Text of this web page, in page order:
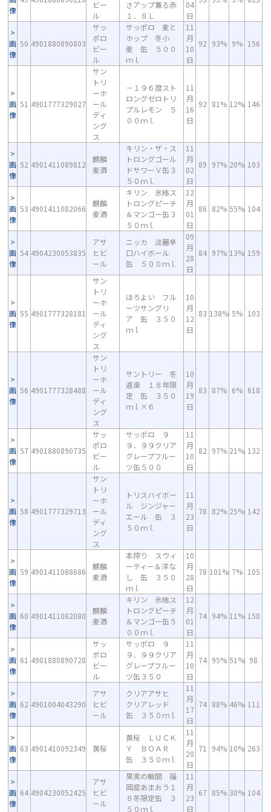
像
ビー
ル
さアップ薫る赤
１．８Ｌ
04
日
画
像
50 4901880890803
サッ
ポロ
ビー
ル
サッポロ 麦と
ホップ 冬小
麦 缶 ５００
ｍｌ
11
月
10
日
92 93% 9% 156
画
像
51 4901777329027
サン
トリ
ーホ
ール
ディ
ング
ス
－１９６度スト
ロングゼロトリ
プルレモン ５
００ｍｌ
11
月
16
日
92 81% 12% 146
画
像
52 4901411089812
麒麟
麦酒
キリン・ザ・ス
トロングゴール
ドサワーＶ缶３
５０ｍｌ
11
月
02
日
89 97% 20% 103
画
像
53 4901411082066
麒麟
麦酒
キリン 氷結ス
トロングピーチ
＆マンゴー缶３
５０ｍｌ
12
月
01
日
86 82% 55% 104
画
像
54 4904230053835
アサ
ヒビ
ール
ニッカ 淡麗辛
口ハイボール
缶 ５００ｍｌ
09
月
28
日
84 97% 13% 159
画
像
55 4901777328181
サン
トリ
ーホ
ール
ディ
ング
ス
ほろよい フル
ーツサングリ
ア 缶 ３５０
ｍｌ
10
月
12
日
83 138% 5% 103
画
像
56 4901777328488
サン
トリ
ーホ
ール
ディ
ング
ス
サントリー 冬
道楽 １８年限
定 缶 ３５０
ｍｌ×６
10
月
19
日
83 87% 6% 618
画
像
57 4901880890735
サッ
ポロ
ビー
ル
サッポロ ９
９．９９クリア
グレープフルー
ツ缶５００
11
月
10
日
82 97% 21% 132
画
像
58 4901777329713
サン
トリ
ーホ
ール
ディ
ング
ス
トリスハイボー
ル ジンジャー
エール 缶 ３
５０ｍｌ
11
月
23
日
78 82% 25% 142
画
像
59 4901411088686
麒麟
麦酒
本搾り スウィ
ーティー＆洋な
し 缶 ３５０
ｍｌ
10
月
28
日
78 101% 7% 105
画
像
60 4901411082080
麒麟
麦酒
キリン 氷結ス
トロングピーチ
＆マンゴー缶５
００ｍｌ
12
月
01
日
74 94% 11% 150
画
像
61 4901880890728
サッ
ポロ
ビー
ル
サッポロ ９
９．９９クリア
グレープフルー
ツ缶３５０
11
月
10
日
74 95% 51% 98
画
像
62 4901004043290
アサ
ヒビ
ール
クリアアサヒ
クリアレッド
缶 ３５０ｍｌ
11
月
17
日
74 88% 46% 111
画
像
63 4901410092349 黄桜
黄桜 ＬＵＣＫ
Ｙ ＢＯＡＲ
缶 ３５０ｍｌ
11
月
20
日
71 94% 10% 263
画
像
64 4904230052425
アサ
ヒビ
ール
果実の瞬間 福
岡産あまおう１
８冬限定缶 ３
５０ｍｌ
11
月
23
日
67 85% 30% 104